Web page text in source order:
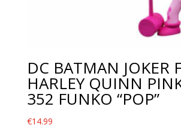
DC BATMAN JOKER
HARLEY QUINN
352 FUNKO “POP”
€14.99